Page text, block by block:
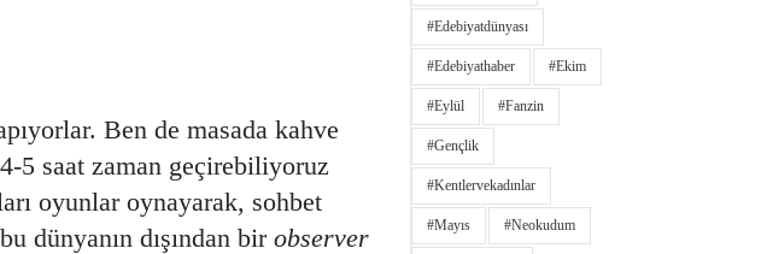
Ben de masada kahve
5 saat zaman geçirebiliyoruz
oyunlar oynayarak, sohbet
dünyanın dışından bir observer
#edebiyatdünyası
#edebiyathaber #ekim
#eylül #fanzin
#gençlik
#kentlervekadınlar
#Mayıs #neokudum